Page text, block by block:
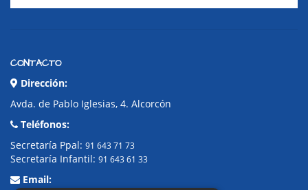
CONTACTO
Dirección:
Avda. de Pablo Iglesias, 4. Alcorcón
Teléfonos:
Secretaría Ppal: 91 643 71 73
Secretaría Infantil: 91 643 61 33
Email: